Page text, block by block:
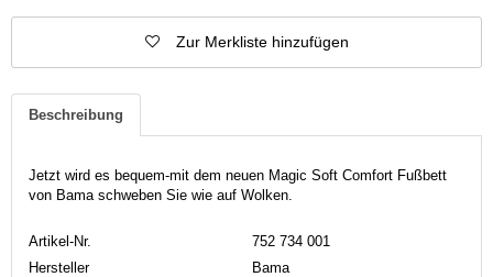
Zur Merkliste hinzufügen
Beschreibung
Jetzt wird es bequem-mit dem neuen Magic Soft Comfort Fußbett
von Bama schweben Sie wie auf Wolken.
Artikel-Nr.
752 734 001
Hersteller
Bama